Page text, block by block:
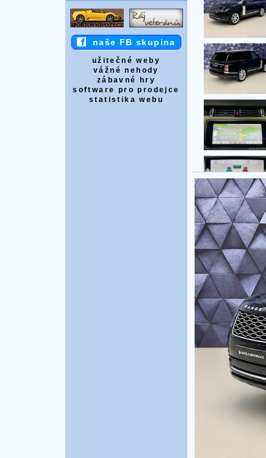
naše FB skupina
užitečné weby
vážné nehody
zábavné hry
software pro prodejce
statistika webu